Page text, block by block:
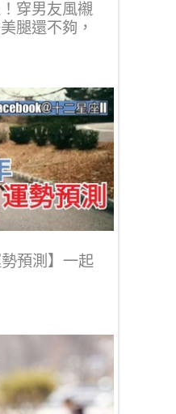
穿男友風襯
腿還不夠，
預測】一起